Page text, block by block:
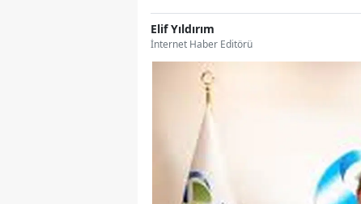
Elif Yıldırım
İnternet Haber Editörü